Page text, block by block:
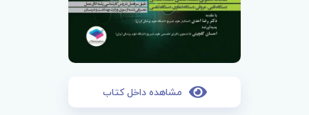
مشاهده داخل کتاب